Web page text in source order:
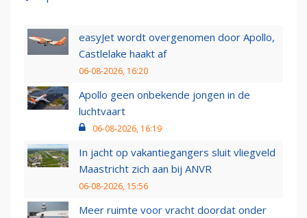
easyJet wordt overgenomen door Apollo,
Castlelake haakt af
06-08-2026, 16:20
Apollo geen onbekende jongen in de
luchtvaart
06-08-2026, 16:19
In jacht op vakantiegangers sluit vliegveld
Maastricht zich aan bij ANVR
06-08-2026, 15:56
Meer ruimte voor vracht doordat onder